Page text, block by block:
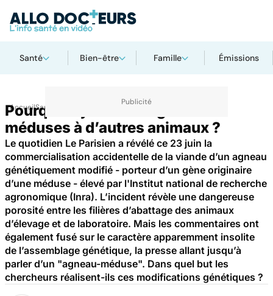
Santé Bien-être Famille Émissions
AccueilSanté
Pourquoi ajouter des gènes de
méduses à d’autres animaux ?
Le quotidien Le Parisien a révélé ce 23 juin la
commercialisation accidentelle de la viande d’un agneau
génétiquement modifié - porteur d’un gène originaire
d’une méduse - élevé par l'Institut national de recherche
agronomique (Inra). L’incident révèle une dangereuse
porosité entre les filières d’abattage des animaux
d’élevage et de laboratoire. Mais les commentaires ont
également fusé sur le caractère apparemment insolite
de l’assemblage génétique, la presse allant jusqu’à
parler d’un "agneau-méduse". Dans quel but les
chercheurs réalisent-ils ces modifications génétiques ?